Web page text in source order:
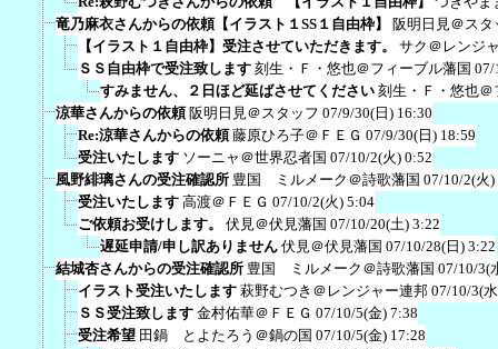
竜乃麻衣さんからの依頼【イラスト１SS１自由枠】
阪明日見＠スタ
【イラスト１自由枠】受注させていただきます。
サク＠レンジ
ＳＳ自由枠で受注致します 刻生・Ｆ・悠也＠フィーブル藩国 07/
すみません、２日ほど延ばさせてください 刻生・Ｆ・悠也
涼華さんからの依頼 阪明日見＠スタッフ 07/9/30(日) 16:30
Re:涼華さんからの依頼 藤原ひろ子＠ＦＥＧ 07/9/30(日) 18:59
受注いたします ソーニャ＠世界忍者国 07/10/2(火) 0:52
風野緋璃さんの受注確認所 豊国 ミルメーク＠詩歌藩国 07/10/2(火)
受注いたします 高渡＠ＦＥＧ 07/10/2(火) 5:04
ご依頼お受けします。
伏見＠伏見藩国 07/10/20(土) 3:22
遅延申請/申し訳ありません 伏見＠伏見藩国 07/10/28(日) 3:22
結城杏さんからの受注確認所 豊国 ミルメーク＠詩歌藩国 07/10/3(
イラスト受注いたします 萩野むつき＠レンジャー連邦 07/10/3(
ＳＳ受注致します 金村佑華＠ＦＥＧ 07/10/5(金) 7:38
受注希望 田鍋 とよたろう＠鍋の国 07/10/5(金) 17:28